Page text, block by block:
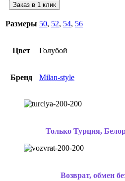
Заказ в 1 клик
Размеры 50, 52, 54, 56
Цвет Голубой
Бренд Milan-style
Только Турция,
Возврат, обмен